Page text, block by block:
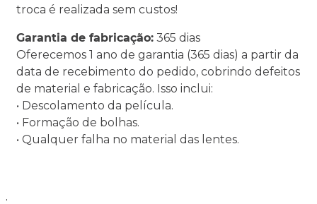
troca é realizada sem custos!
Garantia de fabricação: 365 dias
Oferecemos 1 ano de garantia (365 dias) a partir da
data de recebimento do pedido, cobrindo defeitos
de material e fabricação. Isso inclui:
• Descolamento da película.
• Formação de bolhas.
• Qualquer falha no material das lentes.
.